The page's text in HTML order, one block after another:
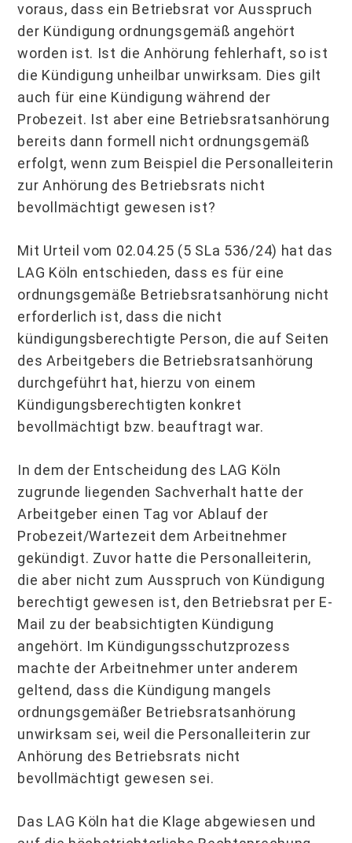
voraus, dass ein Betriebsrat vor Ausspruch
der Kündigung ordnungsgemäß angehört
worden ist. Ist die Anhörung fehlerhaft, so ist
die Kündigung unheilbar unwirksam. Dies gilt
auch für eine Kündigung während der
Probezeit. Ist aber eine Betriebsratsanhörung
bereits dann formell nicht ordnungsgemäß
erfolgt, wenn zum Beispiel die Personalleiterin
zur Anhörung des Betriebsrats nicht
bevollmächtigt gewesen ist?
Mit Urteil vom 02.04.25 (5 SLa 536/24) hat das
LAG Köln entschieden, dass es für eine
ordnungsgemäße Betriebsratsanhörung nicht
erforderlich ist, dass die nicht
kündigungsberechtigte Person, die auf Seiten
des Arbeitgebers die Betriebsratsanhörung
durchgeführt hat, hierzu von einem
Kündigungsberechtigten konkret
bevollmächtigt bzw. beauftragt war.
In dem der Entscheidung des LAG Köln
zugrunde liegenden Sachverhalt hatte der
Arbeitgeber einen Tag vor Ablauf der
Probezeit/Wartezeit dem Arbeitnehmer
gekündigt. Zuvor hatte die Personalleiterin,
die aber nicht zum Ausspruch von Kündigung
berechtigt gewesen ist, den Betriebsrat per E-
Mail zu der beabsichtigten Kündigung
angehört. Im Kündigungsschutzprozess
machte der Arbeitnehmer unter anderem
geltend, dass die Kündigung mangels
ordnungsgemäßer Betriebsratsanhörung
unwirksam sei, weil die Personalleiterin zur
Anhörung des Betriebsrats nicht
bevollmächtigt gewesen sei.
Das LAG Köln hat die Klage abgewiesen und